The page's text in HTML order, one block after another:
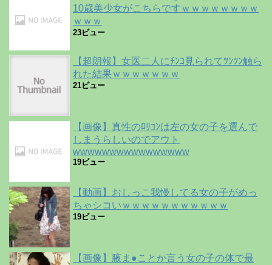
10歳美少女がこちらですｗｗｗｗｗｗｗｗ
ｗｗｗ
23ビュー
【超朗報】女医二人にﾁﾝｺ見られてﾂﾝﾂﾝ触ら
れた結果ｗｗｗｗｗｗｗ
21ビュー
【画像】真性のﾛﾘｺﾝは左の女の子を選んで
しまうらしいのでアウト
wwwwwwwwwwwwwwww
19ビュー
【動画】おしっこ我慢してる女の子がめっ
ちゃシコいｗｗｗｗｗｗｗｗｗｗｗ
19ビュー
【画像】腋ま●ことか言う女の子の体で最